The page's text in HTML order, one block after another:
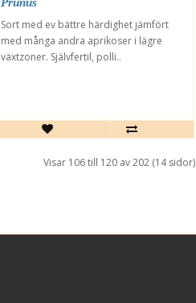
Sort med ev bättre härdighet jämfört
med många andra aprikoser i lägre
växtzoner. Självfertil, polli..
Visar 106 till 120 av 202 (14 sidor)